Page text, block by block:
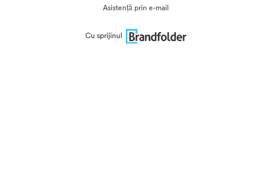
Asistență prin e-mail
Cu sprijinul